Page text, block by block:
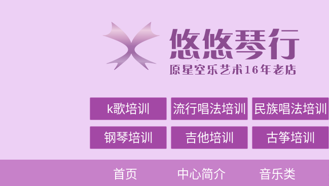
k歌培训 流行唱法培训 民族唱法培训
钢琴培训 吉他培训 古筝培训
首页 中心简介 音乐类